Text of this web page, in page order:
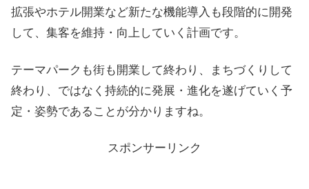
拡張やホテル開業など新たな機能導入も段階的に開発
して、集客を維持・向上していく計画です。
テーマパークも街も開業して終わり、まちづくりして
終わり、ではなく持続的に発展・進化を遂げていく予
定・姿勢であることが分かりますね。
スポンサーリンク